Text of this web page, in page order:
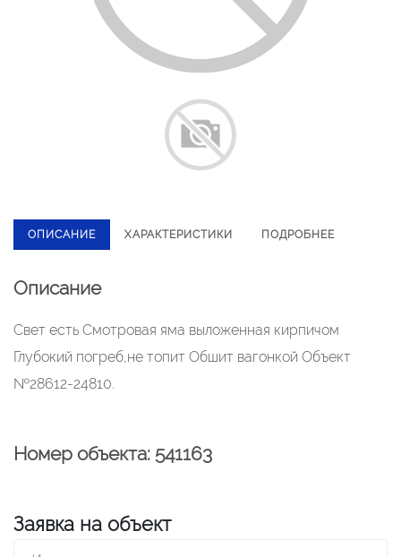
ОПИСАНИЕ ХАРАКТЕРИСТИКИ ПОДРОБНЕЕ
Описание
Свет есть Смотровая яма выложенная кирпичом
Глубокий погреб,не топит Обшит вагонкой Объект
№28612-24810.
Номер объекта: 541163
Заявка на объект